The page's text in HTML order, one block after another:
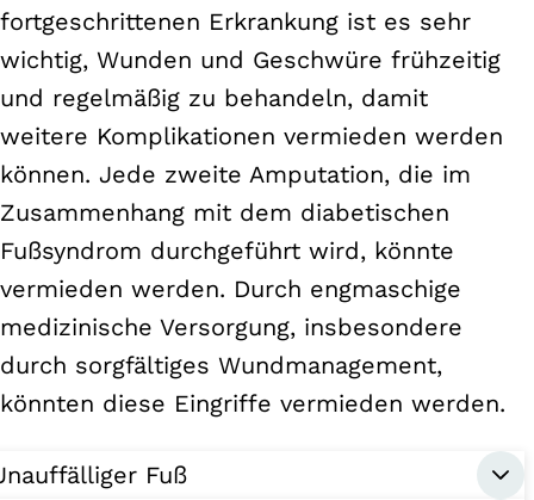
fortgeschrittenen Erkrankung ist es sehr
wichtig, Wunden und Geschwüre frühzeitig
und regelmäßig zu behandeln, damit
weitere Komplikationen vermieden werden
können. Jede zweite Amputation, die im
Zusammenhang mit dem diabetischen
Fußsyndrom durchgeführt wird, könnte
vermieden werden. Durch engmaschige
medizinische Versorgung, insbesondere
durch sorgfältiges Wundmanagement,
könnten diese Eingriffe vermieden werden.
Fuß